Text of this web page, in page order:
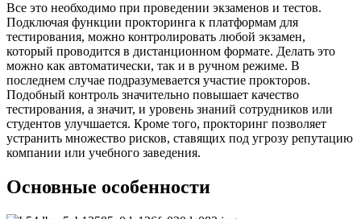
Все это необходимо при проведении экзаменов и тестов.
Подключая функции прокторинга к платформам для
тестирования, можно контролировать любой экзамен,
который проводится в дистанционном формате. Делать это
можно как автоматически, так и в ручном режиме. В
последнем случае подразумевается участие прокторов.
Подобный контроль значительно повышает качество
тестирования, а значит, и уровень знаний сотрудников или
студентов улучшается. Кроме того, прокторинг позволяет
устранить множество рисков, ставящих под угрозу репутацию
компании или учебного заведения.
Основные особенности